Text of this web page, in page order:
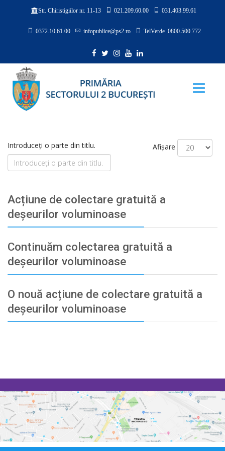
Str. Chiristigiilor nr. 11-13 021.209.60.00 031.403.99.61
0372.10.61.00 infopublice@ps2.ro TelVerde 0800.500.772
Introduceți o parte din titlu. Afișare
Acțiune de colectare gratuită a
deșeurilor voluminoase
Continuăm colectarea gratuită a
deșeurilor voluminoase
O nouă acțiune de colectare gratuită a
deșeurilor voluminoase